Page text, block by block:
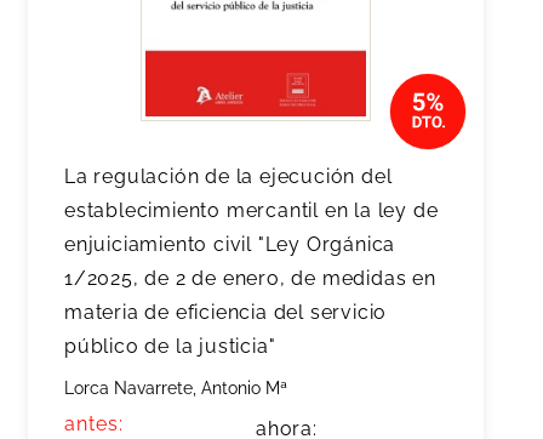
La regulación de la ejecución del
establecimiento mercantil en la ley de
enjuiciamiento civil "Ley Orgánica
1/2025, de 2 de enero, de medidas en
materia de eficiencia del servicio
público de la justicia"
Lorca Navarrete, Antonio Mª
antes:
ahora: